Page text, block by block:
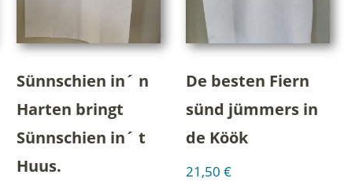
Sünnschien in´ n
Harten bringt
Sünnschien in´ t
Huus.
De besten Fiern
sünd jümmers in
de Köök
21,50 €